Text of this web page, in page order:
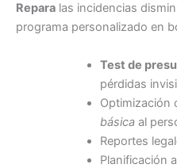
Repara las incidencias
programa personalizado en
Test de
pérdidas
Optimización
básicaal
Reportes
Planificación